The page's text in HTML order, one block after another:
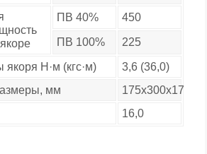
ПВ 40% 450
ПВ 100% 225
Н·м (кгс·м)
3,6 (36,0)
мм
175х300х175
16,0